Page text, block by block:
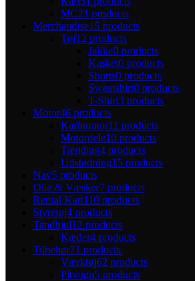
MC21 products
Merchandise15 products
Tøj12 products
Jakke0 products
Kasket0 products
Shorts0 products
Sweatshirt0 products
T-Shirt3 products
Motor46 products
Karburator11 products
Motordele10 products
Tænding4 products
Udstødning15 products
Nav5 products
Olie & Væsker7 products
Rental Kart110 products
Styretøj4 products
Tandhjul12 products
Kæder4 products
Tilbehør71 products
Værktøj62 products
Pitvogn5 products